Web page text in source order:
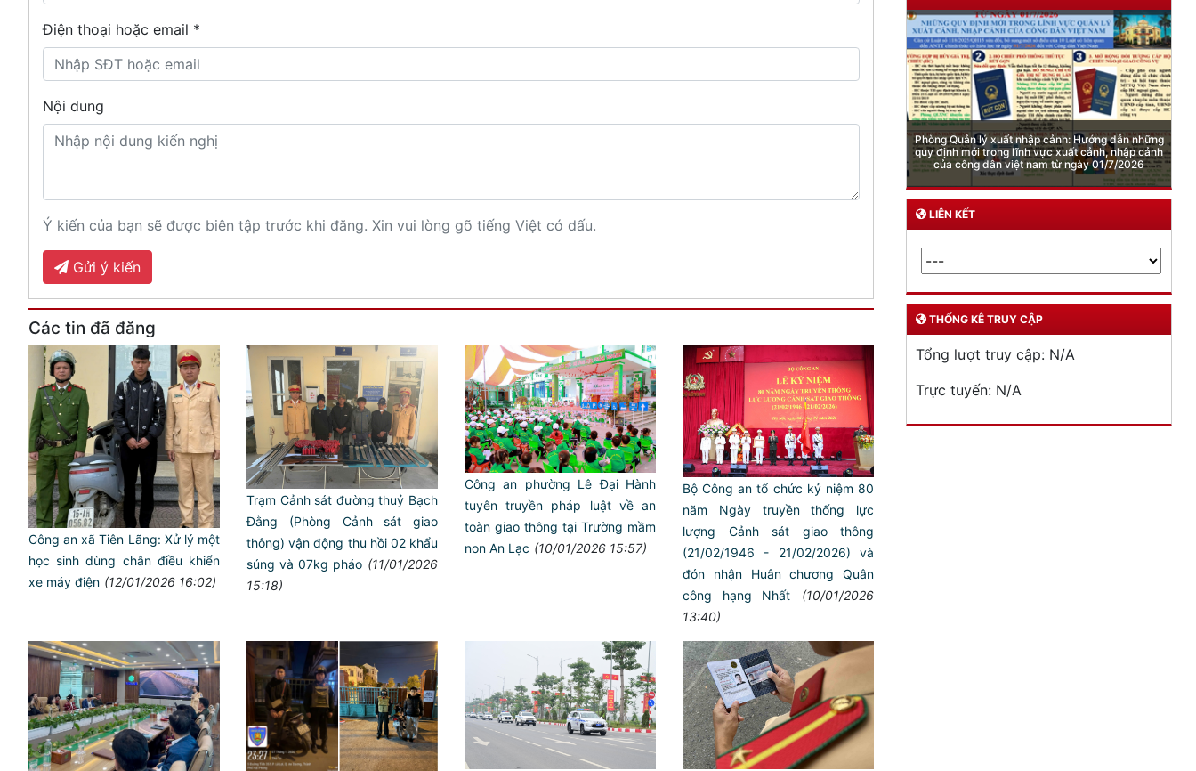
Điện thoại hoặc email *
Nội dung
Ý kiến của bạn sẽ được biên tập trước khi đăng. Xin vui lòng gõ tiếng Việt có dấu.
Gửi ý kiến
Các tin đã đăng
Công an xã Tiên Lãng: Xử lý một
học sinh dùng chân điều khiển
xe máy điện (12/01/2026 16:02)
Trạm Cảnh sát đường thuỷ Bạch
Đằng (Phòng Cảnh sát giao
thông) vận động thu hồi 02 khẩu
súng và 07kg pháo (11/01/2026
15:18)
Công an phường Lê Đại Hành
tuyên truyền pháp luật về an
toàn giao thông tại Trường mầm
non An Lạc (10/01/2026 15:57)
Bộ Công an tổ chức kỷ niệm 80
năm Ngày truyền thống lực
lượng Cảnh sát giao thông
(21/02/1946 - 21/02/2026) và
đón nhận Huân chương Quân
công hạng Nhất
(10/01/2026
13:40)
Cảnh báo việc sử dụng “Pod chill” chứa Etomidate
LIÊN KẾT
THỐNG KÊ TRUY CẬP
Tổng lượt truy cập: N/A
Trực tuyến: N/A